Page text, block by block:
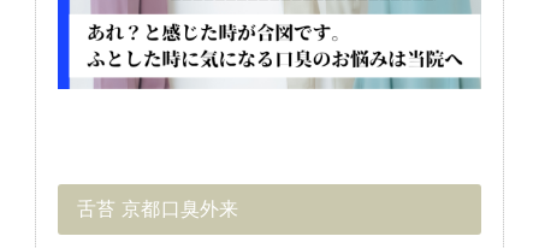
舌苔 京都口臭外来